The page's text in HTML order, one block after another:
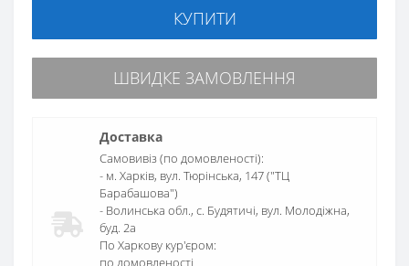
КУПИТИ
ШВИДКЕ ЗАМОВЛЕННЯ
Доставка
Самовивіз (по домовленості):
- м. Харків, вул. Тюрінська, 147 ("ТЦ
Барабашова")
- Волинська обл., c. Будятичі, вул. Молодіжна,
буд. 2а
По Харкову кур'єром:
по домовленості